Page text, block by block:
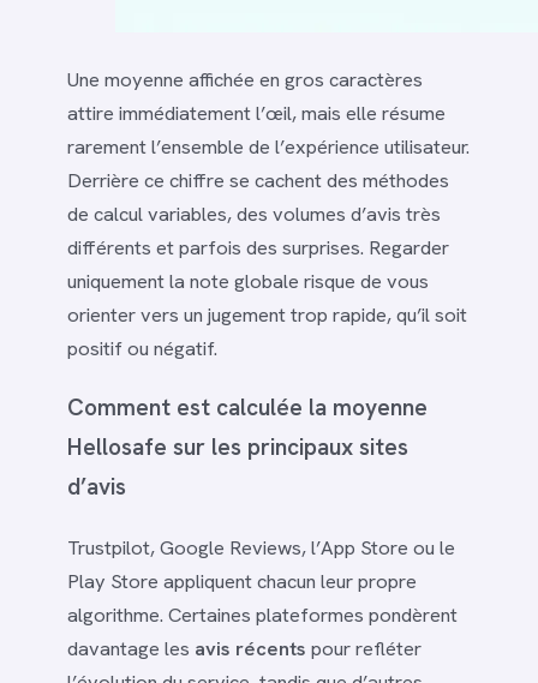
Une moyenne affichée en gros caractères
attire immédiatement l’œil, mais elle résume
rarement l’ensemble de l’expérience utilisateur.
Derrière ce chiffre se cachent des méthodes
de calcul variables, des volumes d’avis très
différents et parfois des surprises. Regarder
uniquement la note globale risque de vous
orienter vers un jugement trop rapide, qu’il soit
positif ou négatif.
Comment est calculée la moyenne
Hellosafe sur les principaux sites
d’avis
Trustpilot, Google Reviews, l’App Store ou le
Play Store appliquent chacun leur propre
algorithme. Certaines plateformes pondèrent
davantage les avis récents pour refléter